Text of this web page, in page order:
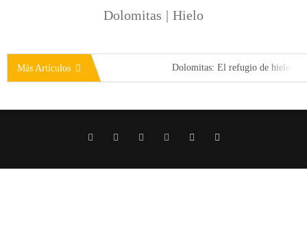
Dolomitas | Hielo
Más Artículos
Dolomitas: El refugio de hielo
Escalada clásica en Peña Santa
20 años de expediciones